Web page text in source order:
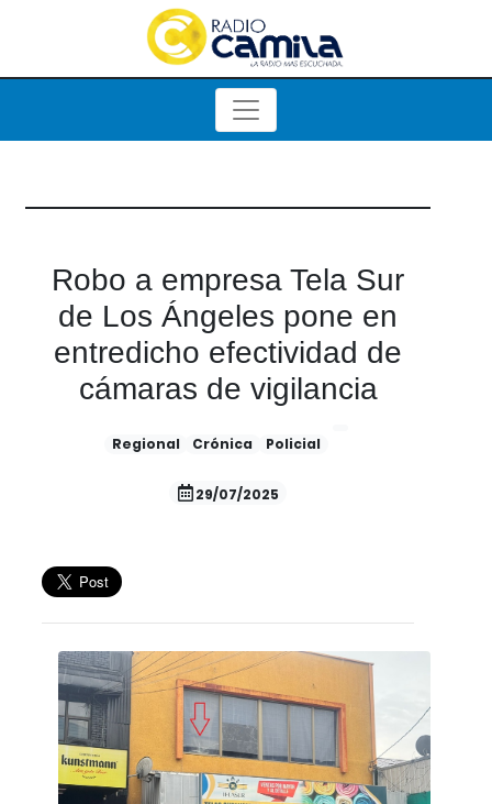
Robo a empresa Tela Sur
de Los Ángeles pone en
entredicho efectividad de
cámaras de vigilancia
Regional Crónica Policial
29/07/2025